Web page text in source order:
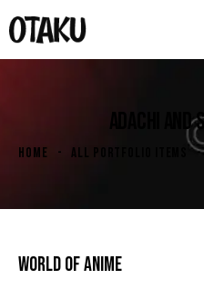
ADACHI AND
HOME ALL PORTFOLIO ITEMS
WORLD OF ANIME